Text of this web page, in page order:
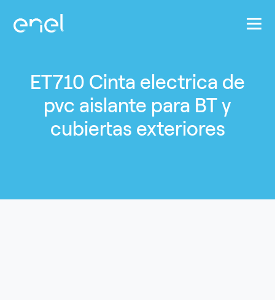
ET710 Cinta electrica de
pvc aislante para BT y
cubiertas exteriores